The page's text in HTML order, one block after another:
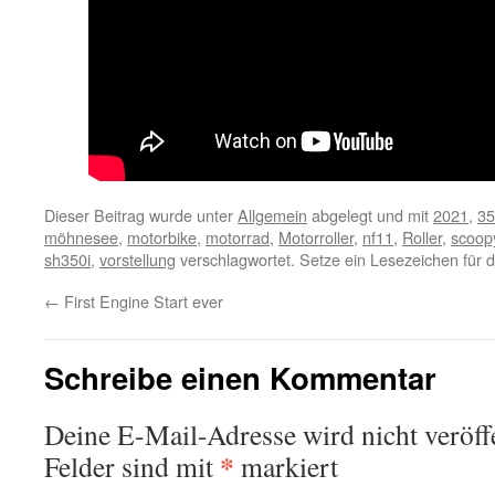
Dieser Beitrag wurde unterAllgemein abgelegt und mit2021,
möhnesee, motorbike, motorrad, Motorroller, nf11, Roller,
sh350i, vorstellung verschlagwortet. Setze ein Lesezeichen für
← First Engine Start ever
Schreibe einen Kommentar
Deine E-Mail-Adresse wird nicht
Felder sind mit * markiert